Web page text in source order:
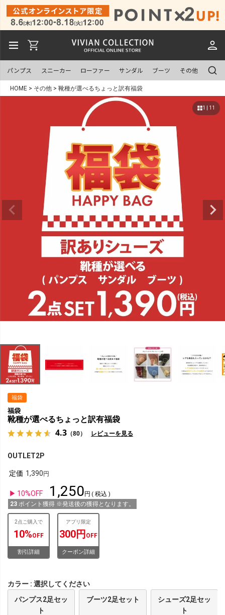
パンプス スニーカー ローファー サンダル ブーツ その他
HOME その他 靴種が選べるちょっと訳有福袋
1 | 11
福袋
福袋
靴種が選べるちょっと訳有福袋
4.3 （80） レビューを見る
OUTLET2P
定価 1,390
10%OFF 1,250
税込
23 ポイント獲得 ※発送後の獲得となります。
2点ご購入で
10%OFF
割引詳細
アプリ限定
300円 OFF
クーポン詳細
カラー
選択してください
パンプス2足セッ
ト
ブーツ2足セット
シューズ2足セッ
ト